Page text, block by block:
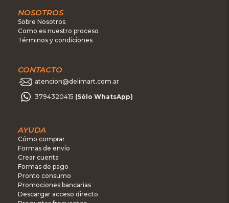
NOSOTROS
Sobre Nosotros
Como es nuestro proceso
Términos y condiciones
CONTACTO
atencion@delimart.com.ar
3794320415 (Sólo WhatsApp)
AYUDA
Cómo comprar
Formas de envío
Crear cuenta
Formas de pago
Pronto consumo
Promociones bancarias
Descargar acceso directo